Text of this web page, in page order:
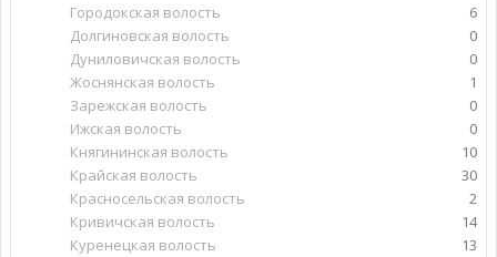
Городокская волость
6
Долгиновская волость
0
Дуниловичская волость
0
Жоснянская волость
1
Зарежская волость
0
Ижская волость
0
Княгининская волость
10
Крайская волость
30
Красносельская волость
2
Кривичская волость
14
Куренецкая волость
13